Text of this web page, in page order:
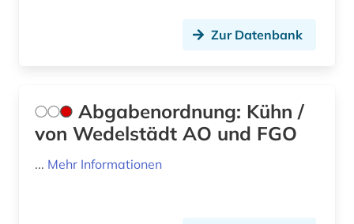
bayern. bayerisches staatsministerium der
Zur Datenbank
Abgabenordnung: Kühn /
von Wedelstädt AO und FGO
... Mehr Informationen